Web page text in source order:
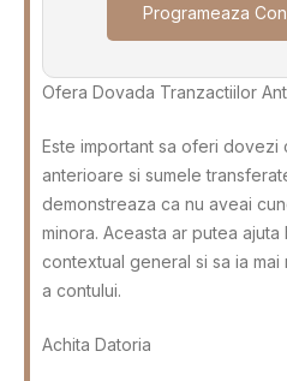
Programeaza
Ofera Dovada Tranzactiilor
Este important sa oferi dovezi
anterioare si sumele
demonstreaza ca nu aveai
minora. Aceasta ar putea
contextual general si sa ia
a contului.
Achita Datoria